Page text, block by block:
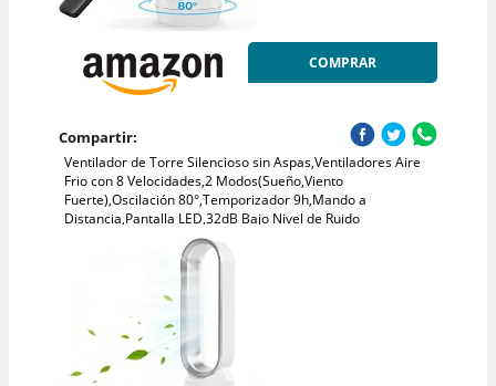
COMPRAR
Compartir:
Ventilador de Torre Silencioso sin Aspas,Ventiladores Aire
Frio con 8 Velocidades,2 Modos(Sueño,Viento
Fuerte),Oscilación 80°,Temporizador 9h,Mando a
Distancia,Pantalla LED,32dB Bajo Nivel de Ruido